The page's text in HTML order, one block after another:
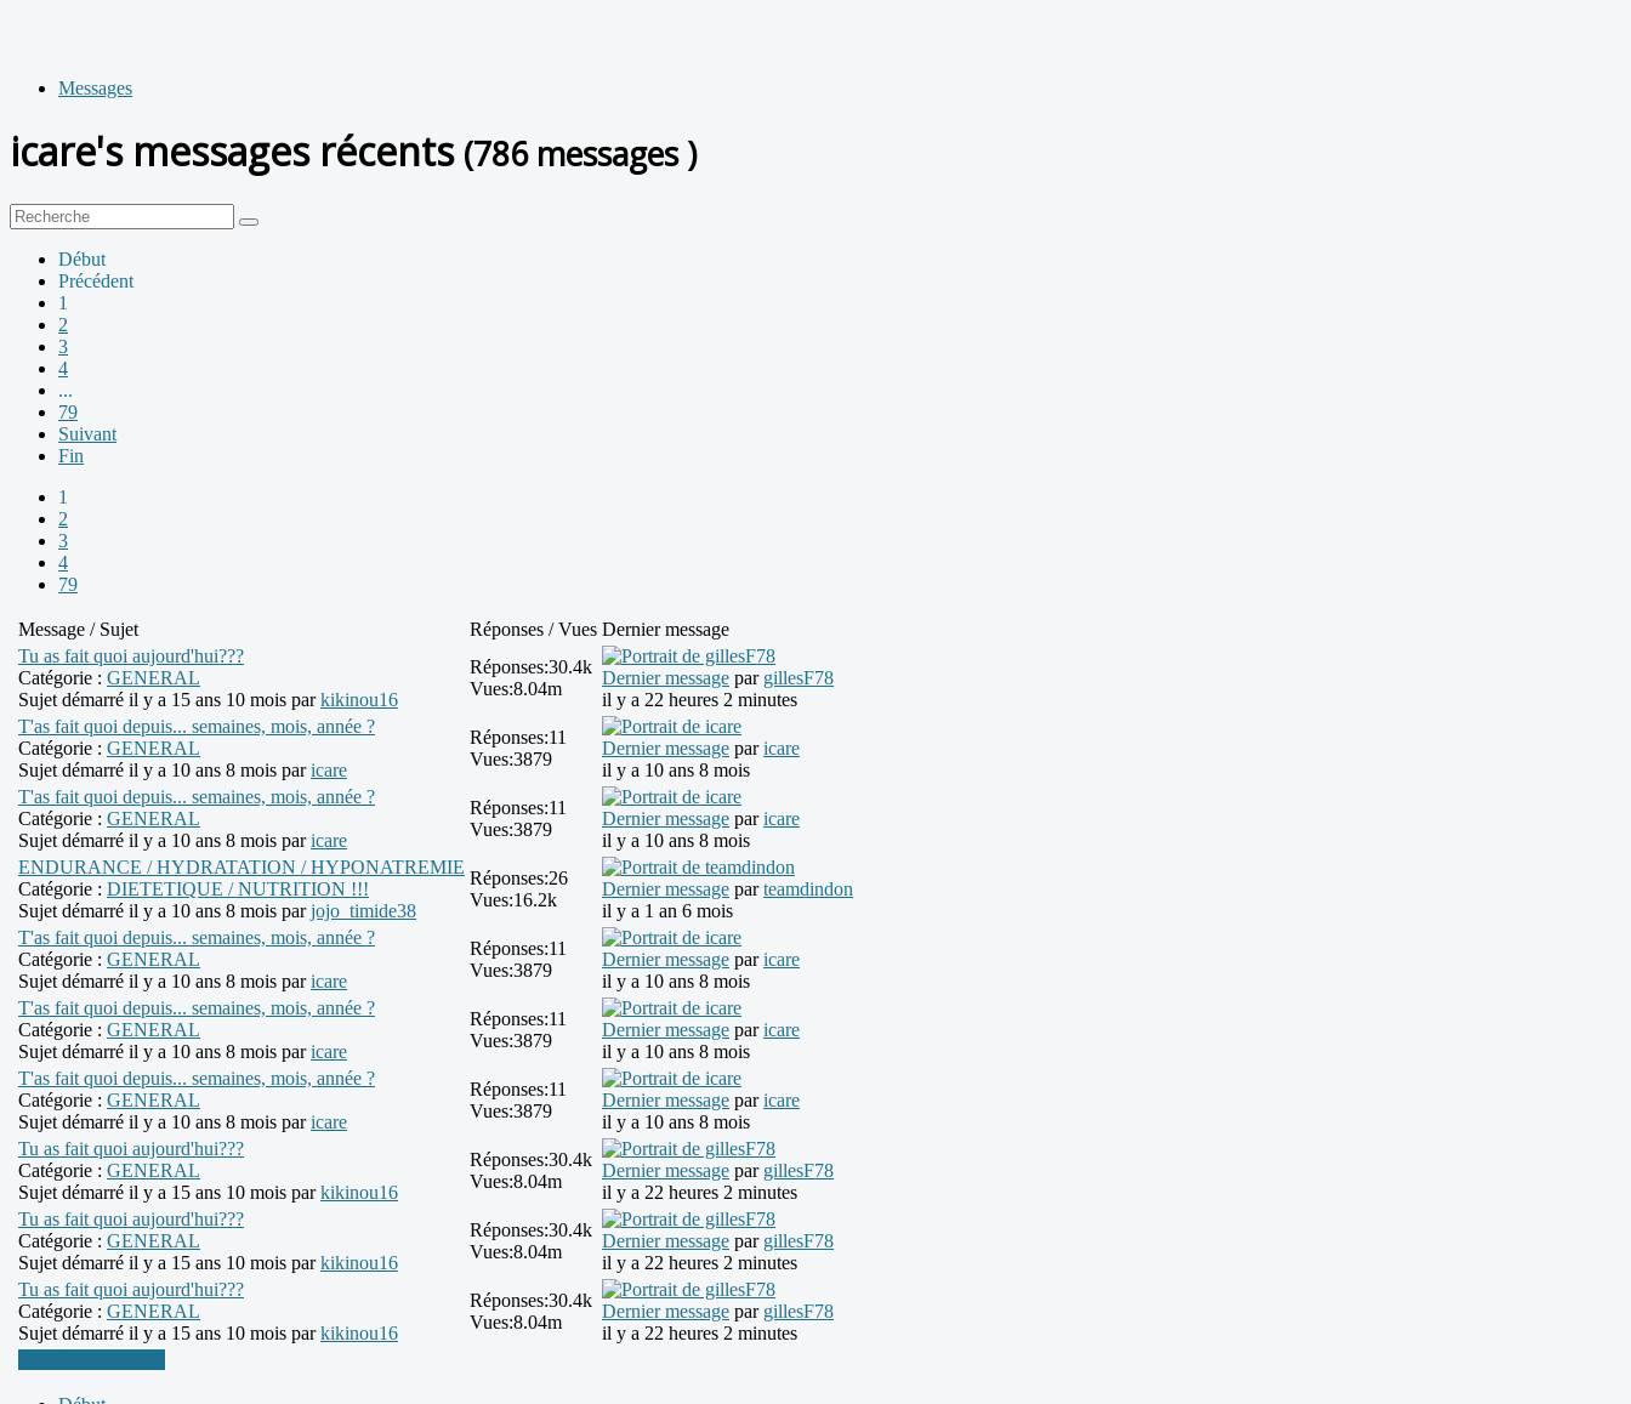
Messages
icare's messages récents (786 messages )
Début
Précédent
1
2
3
4
...
79
Suivant
Fin
1
2
3
4
79
Message / Sujet Réponses / Vues Dernier message
Tu as fait quoi aujourd'hui???
Catégorie : GENERAL
Sujet démarré il y a 15 ans 10 mois parkikinou16
Réponses:30.4k
Vues:8.04m
Dernier message par gillesF78
il y a 22 heures 2 minutes
T'as fait quoi depuis... semaines, mois, année ?
Catégorie : GENERAL
Sujet démarré il y a 10 ans 8 mois paricare
Réponses:11
Vues:3879
Dernier message paricare
il y a 10 ans 8 mois
T'as fait quoi depuis... semaines, mois, année ?
Catégorie : GENERAL
Sujet démarré il y a 10 ans 8 mois paricare
Réponses:11
Vues:3879
Dernier message paricare
il y a 10 ans 8 mois
ENDURANCE / HYDRATATION / HYPONATREMIE
Catégorie : DIETETIQUE / NUTRITION !!!
Sujet démarré il y a 10 ans 8 mois parjojo_timide38
Réponses:26
Vues:16.2k
Dernier message parteamdindon
il y a 1 an 6 mois
T'as fait quoi depuis... semaines, mois, année ?
Catégorie : GENERAL
Sujet démarré il y a 10 ans 8 mois paricare
Réponses:11
Vues:3879
Dernier message paricare
il y a 10 ans 8 mois
T'as fait quoi depuis... semaines, mois, année ?
Catégorie : GENERAL
Sujet démarré il y a 10 ans 8 mois paricare
Réponses:11
Vues:3879
Dernier message paricare
il y a 10 ans 8 mois
T'as fait quoi depuis... semaines, mois, année ?
Catégorie : GENERAL
Sujet démarré il y a 10 ans 8 mois paricare
Réponses:11
Vues:3879
Dernier message paricare
il y a 10 ans 8 mois
Tu as fait quoi aujourd'hui???
Catégorie : GENERAL
Sujet démarré il y a 15 ans 10 mois parkikinou16
Réponses:30.4k
Vues:8.04m
Dernier message par gillesF78
il y a 22 heures 2 minutes
Tu as fait quoi aujourd'hui???
Catégorie : GENERAL
Sujet démarré il y a 15 ans 10 mois parkikinou16
Réponses:30.4k
Vues:8.04m
Dernier message par gillesF78
il y a 22 heures 2 minutes
Tu as fait quoi aujourd'hui???
Catégorie : GENERAL
Sujet démarré il y a 15 ans 10 mois parkikinou16
Réponses:30.4k
Vues:8.04m
Dernier message par gillesF78
il y a 22 heures 2 minutes